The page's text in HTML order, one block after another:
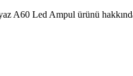
A60 Led Ampul ürünü